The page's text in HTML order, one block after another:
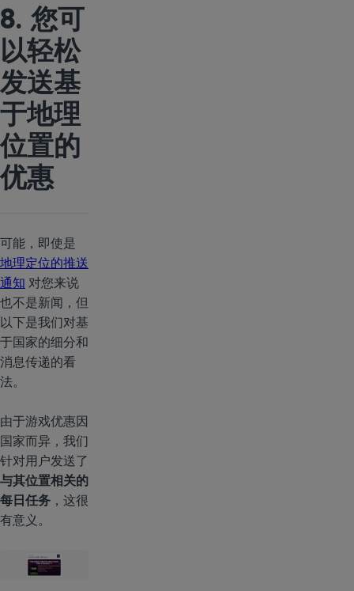
8. 您可
以轻松
发送基
于地理
位置的
优惠
可能，即使是
地理定位的推送
通知 对您来说
也不是新闻，但
以下是我们对基
于国家的细分和
消息传递的看
法。
由于游戏优惠因
国家而异，我们
针对用户发送了
与其位置相关的
每日任务 ，这很
有意义。